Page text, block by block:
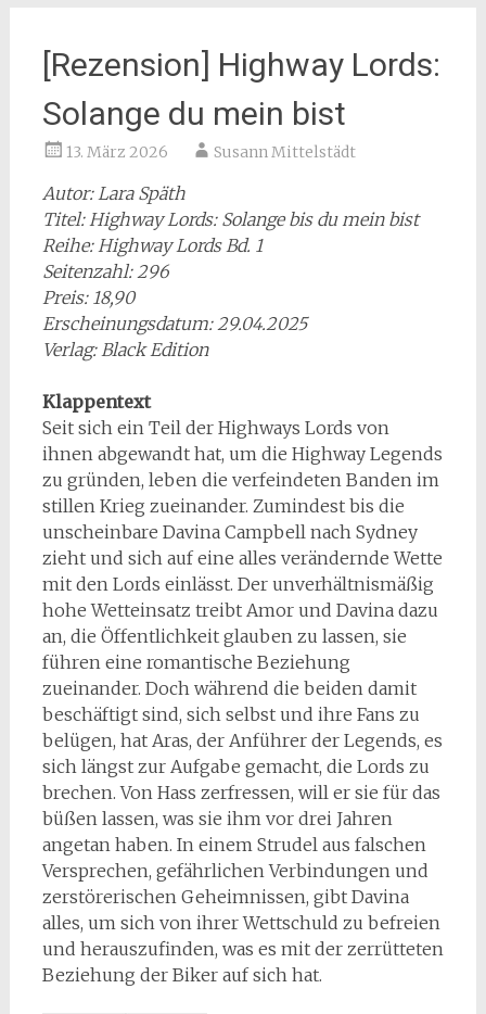
[Rezension] Highway Lords:
Solange du mein bist
13. März 2026 Susann Mittelstädt
Autor: Lara Späth
Titel: Highway Lords: Solange bis du mein bist
Reihe: Highway Lords Bd. 1
Seitenzahl: 296
Preis: 18,90
Erscheinungsdatum: 29.04.2025
Verlag: Black Edition
Klappentext
Seit sich ein Teil der Highways Lords von
ihnen abgewandt hat, um die Highway Legends
zu gründen, leben die verfeindeten Banden im
stillen Krieg zueinander. Zumindest bis die
unscheinbare Davina Campbell nach Sydney
zieht und sich auf eine alles verändernde Wette
mit den Lords einlässt. Der unverhältnismäßig
hohe Wetteinsatz treibt Amor und Davina dazu
an, die Öffentlichkeit glauben zu lassen, sie
führen eine romantische Beziehung
zueinander. Doch während die beiden damit
beschäftigt sind, sich selbst und ihre Fans zu
belügen, hat Aras, der Anführer der Legends, es
sich längst zur Aufgabe gemacht, die Lords zu
brechen. Von Hass zerfressen, will er sie für das
büßen lassen, was sie ihm vor drei Jahren
angetan haben. In einem Strudel aus falschen
Versprechen, gefährlichen Verbindungen und
zerstörerischen Geheimnissen, gibt Davina
alles, um sich von ihrer Wettschuld zu befreien
und herauszufinden, was es mit der zerrütteten
Beziehung der Biker auf sich hat.